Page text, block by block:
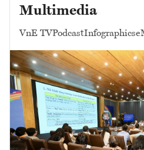
Multimedia
VnE TVPodcastInfographics